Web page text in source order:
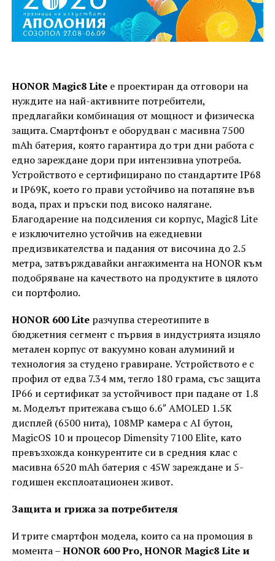
HONOR Magic8 Liteе проектиран да отговори на
нуждите на най-активните потребители,
предлагайки комбинация от мощност и физическа
защита. Смартфонът е оборудван с масивна 7500
mAh батерия, която гарантира до три дни работа с
едно зареждане дори при интензивна употреба.
Устройството е сертифицирано по стандартите IP68
и IP69K, което го прави устойчиво на потапяне във
вода, прах и пръски под високо налягане.
Благодарение на подсиления си корпус, Magic8 Lite
е изключително устойчив на ежедневни
предизвикателства и падания от височина до 2.5
метра, затвърждавайки ангажимента на HONOR към
подобряване на качеството на продуктите в цялото
си портфолио.
HONOR 600 Lite разчупва стереотипите в
бюджетния сегмент с първия в индустрията изцяло
метален корпус от вакуумно кован алуминий и
технология за студено гравиране. Устройството е с
профил от едва 7.34 мм, тегло 180 грама, със защита
IP66 и сертификат за устойчивост при падане от 1.8
м. Моделът притежава също 6.6″ AMOLED 1.5K
дисплей (6500 нита), 108MP камера с AI бутон,
MagicOS 10 и процесор Dimensity 7100 Elite, като
превъзхожда конкурентите си в средния клас с
масивна 6520 mAh батерия с 45W зареждане и 5-
годишен експлоатационен живот.
Защита и грижа за потребителя
И трите смартфон модела, които са на промоция в
момента –HONOR 600 Pro, HONOR Magic8 Lite и